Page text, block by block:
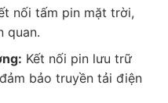
nối tấm pin mặt trời,
quan.
Kết nối pin lưu trữ
bảo truyền tải điện